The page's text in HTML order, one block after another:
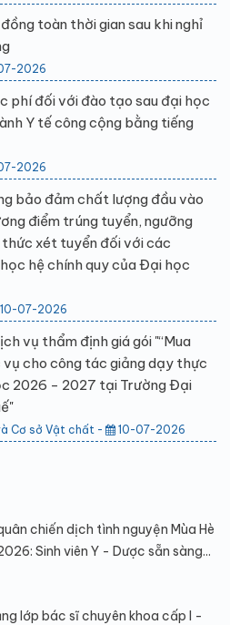
toàn thời gian sau khi nghỉ
2026
phí đối với đào tạo sau đại học
Y tế công cộng bằng tiếng
2026
bảo đảm chất lượng đầu vào
điểm trúng tuyển, ngưỡng
xét tuyển đối với các
hệ chính quy của Đại học
10-07-2026
vụ thẩm định giá gói "“Mua
cho công tác giảng dạy thực
2026 - 2027 tại Trường Đại
Cơ sở Vật chất - 10-07-2026
chiến dịch tình nguyện Mùa Hè
Sinh viên Y - Dược sẵn sàng...
lớp bác sĩ chuyên khoa cấp I -